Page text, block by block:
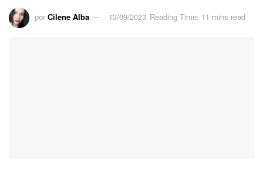
por Cilene Alba 13/09/2023 Reading Time: 11 mins read